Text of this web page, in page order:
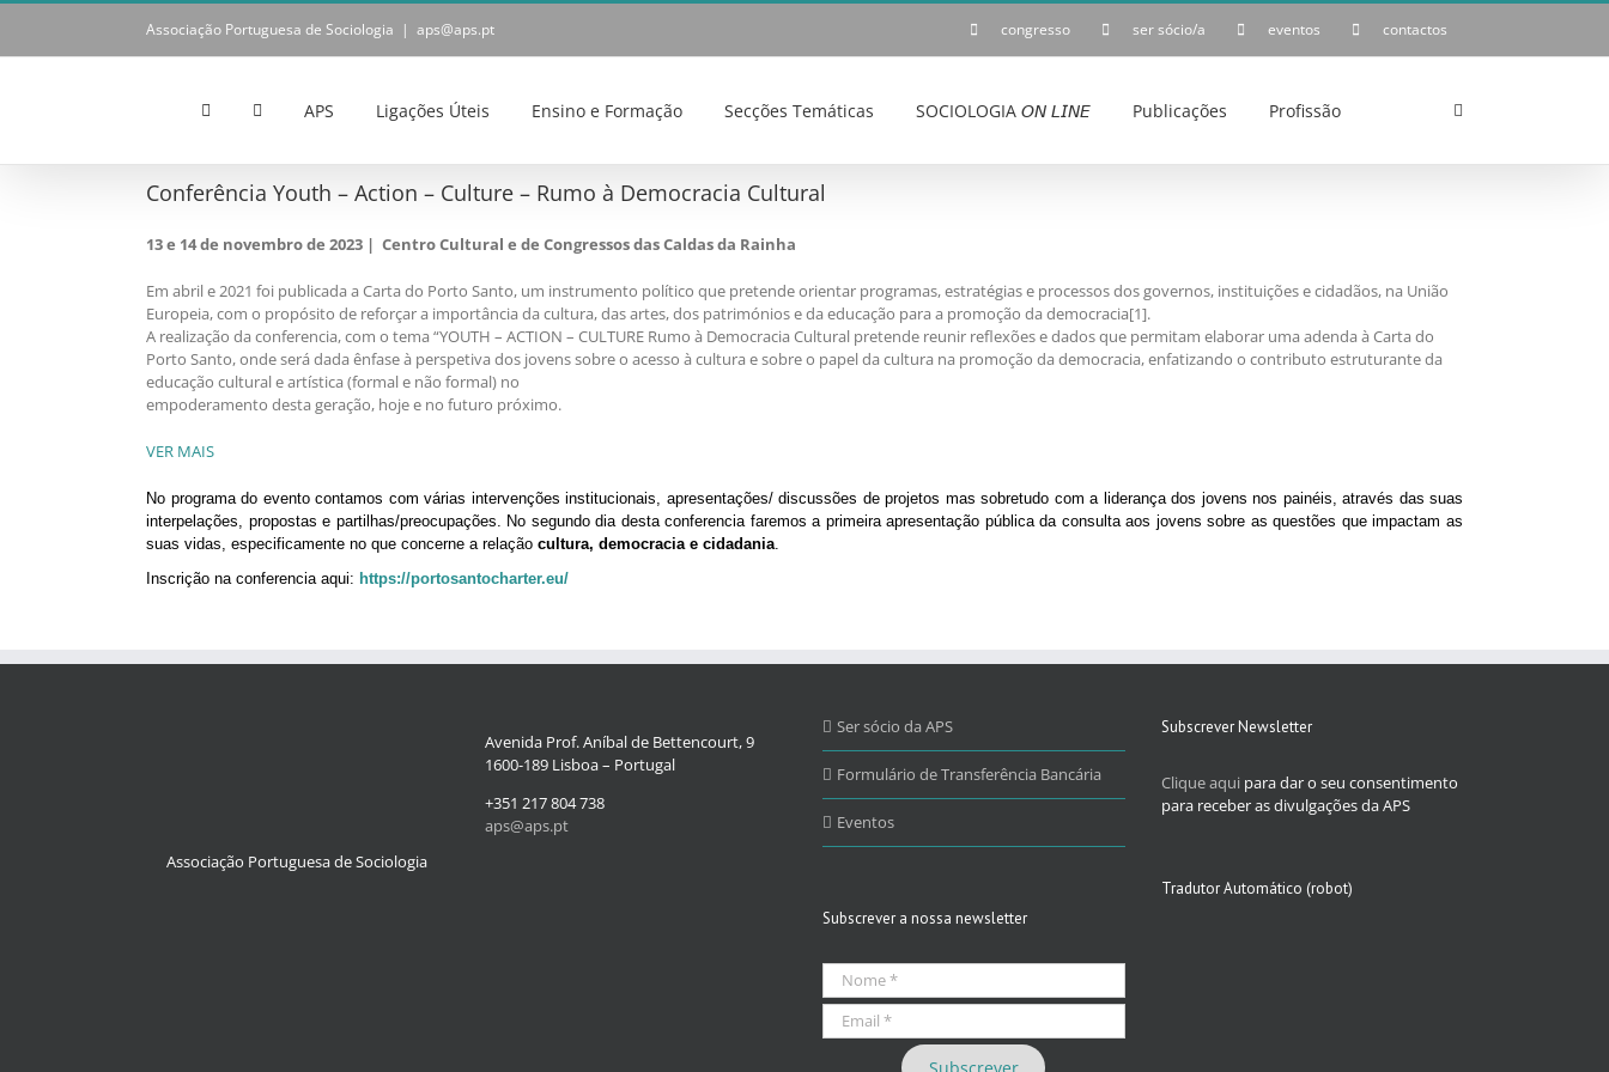
Skip
content
Associação Portuguesa de Sociologia | aps@aps.pt congresso ser sócio/a eventos contactos
APS Ligações Úteis Ensino e Formação Secções Temáticas SOCIOLOGIA 𝘖𝘕 𝘓𝘐𝘕𝘌 Publicações Profissão
Conferência Youth – Action – Culture – Rumo à Democracia Cultural
13 e 14 de novembro de 2023 | Centro Cultural e de Congressos das Caldas da Rainha
Em abril e 2021 foi publicada a Carta do Porto Santo, um instrumento político que pretende orientar programas, estratégias e processos dos governos, instituições e cidadãos, na União
Europeia, com o propósito de reforçar a importância da cultura, das artes, dos patrimónios e da educação para a promoção da democracia[1].
A realização da conferencia, com o tema “YOUTH – ACTION – CULTURE Rumo à Democracia Cultural pretende reunir reflexões e dados que permitam elaborar uma adenda à Carta do
Porto Santo, onde será dada ênfase à perspetiva dos jovens sobre o acesso à cultura e sobre o papel da cultura na promoção da democracia, enfatizando o contributo estruturante da
educação cultural e artística (formal e não formal) no
empoderamento desta geração, hoje e no futuro próximo.
VER MAIS
No programa do evento contamos com várias intervenções institucionais, apresentações/ discussões de projetos mas sobretudo com a liderança dos jovens nos painéis, através das suas
interpelações, propostas e partilhas/preocupações. No segundo dia desta conferencia faremos a primeira apresentação pública da consulta aos jovens sobre as questões que impactam as
suas vidas, especificamente no que concerne a relação cultura, democracia e cidadania
Inscrição na conferencia aqui: https://portosantocharter.eu/
Associação Portuguesa de Sociologia
Avenida Prof. Aníbal de Bettencourt, 9
1600-189 Lisboa – Portugal
+351 217 804 738
aps@aps.pt
Ser sócio da APS
Formulário de Transferência Bancária
Eventos
Subscrever a nossa newsletter
Subscrever Newsletter
Clique aqui para dar o seu consentimento
para receber as divulgações da APS
Tradutor Automático (robot)